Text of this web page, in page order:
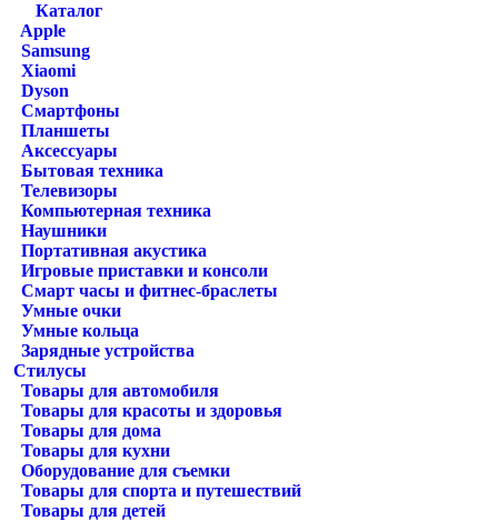
Каталог
Apple
Samsung
Xiaomi
Dyson
Смартфоны
Планшеты
Аксессуары
Бытовая техника
Телевизоры
Компьютерная техника
Наушники
Портативная акустика
Игровые приставки и консоли
Смарт часы и фитнес-браслеты
Умные очки
Умные кольца
Зарядные устройства
Стилусы
Товары для автомобиля
Товары для красоты и здоровья
Товары для дома
Товары для кухни
Оборудование для съемки
Товары для спорта и путешествий
Товары для детей